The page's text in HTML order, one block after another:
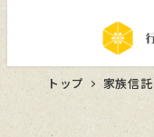
トップ 家族信託